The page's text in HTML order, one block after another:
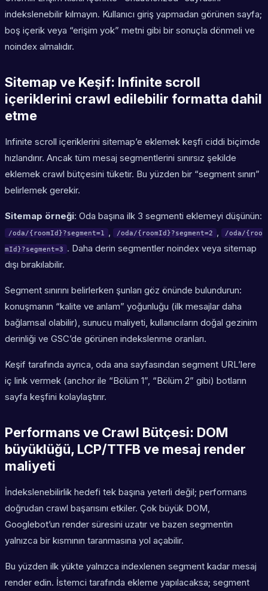
indekslenebilir kılmayın. Kullanıcı giriş yapmadan görünen sayfa;
boş içerik veya “erişim yok” metni gibi bir sonuçla dönmeli ve
noindex almalıdır.
Sitemap ve Keşif: Infinite scroll
içeriklerini crawl edilebilir formatta dahil
etme
Infinite scroll içeriklerini sitemap’e eklemek keşfi ciddi biçimde
hızlandırır. Ancak tüm mesaj segmentlerini sınırsız şekilde
eklemek crawl bütçesini tüketir. Bu yüzden bir “segment sınırı”
belirlemek gerekir.
Sitemap örneği: Oda başına ilk 3 segmenti eklemeyi düşünün:
/oda/{roomId}?segment=1 , /oda/{roomId}?segment=2 , /oda/{roo
mId}?segment=3
. Daha derin segmentler noindex veya sitemap
dışı bırakılabilir.
Segment sınırını belirlerken şunları göz önünde bulundurun:
konuşmanın “kalite ve anlam” yoğunluğu (ilk mesajlar daha
bağlamsal olabilir), sunucu maliyeti, kullanıcıların doğal gezinim
derinliği ve GSC’de görünen indekslenme oranları.
Keşif tarafında ayrıca, oda ana sayfasından segment URL’lere
iç link vermek (anchor ile “Bölüm 1”, “Bölüm 2” gibi) botların
sayfa keşfini kolaylaştırır.
Performans ve Crawl Bütçesi: DOM
büyüklüğü, LCP/TTFB ve mesaj render
maliyeti
İndekslenebilirlik hedefi tek başına yeterli değil; performans
doğrudan crawl başarısını etkiler. Çok büyük DOM,
Googlebot’un render süresini uzatır ve bazen segmentin
yalnızca bir kısmının taranmasına yol açabilir.
Bu yüzden ilk yükte yalnızca indexlenen segment kadar mesaj
render edin. İstemci tarafında ekleme yapılacaksa; segment